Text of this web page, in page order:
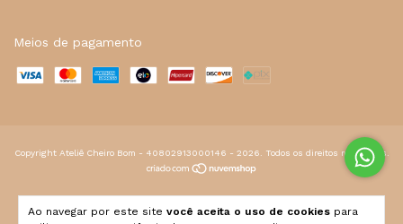
Ao navegar por este site você aceita o uso de cookies para
Meios de pagamento
Copyright Ateliê Cheiro Bom - 40802913000146 - 2026. Todos os direitos reservados.